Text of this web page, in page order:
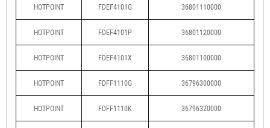
HOTPOINT FDEF4101G 36801110000
HOTPOINT FDEF4101P 36801120000
HOTPOINT FDEF4101X 36801100000
HOTPOINT FDFF1110G 36796300000
HOTPOINT FDFF1110K 36796320000